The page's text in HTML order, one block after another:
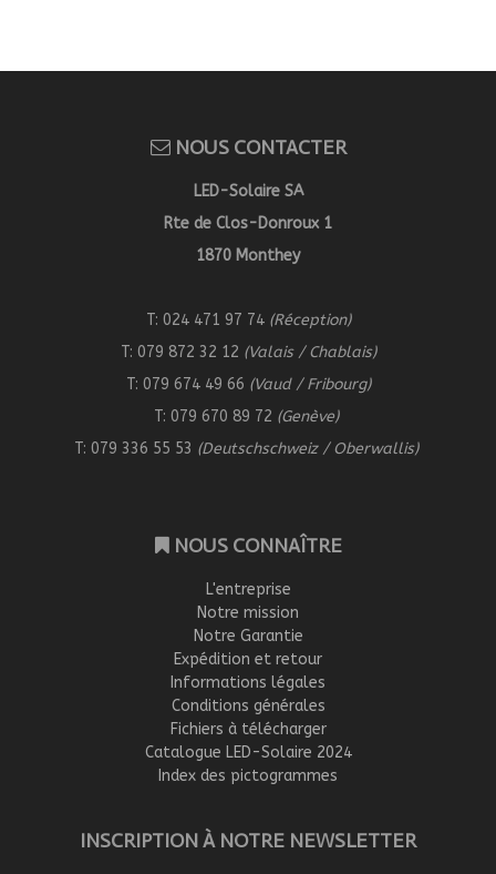
NOUS CONTACTER
LED-Solaire SA
Rte de Clos-Donroux 1
1870 Monthey
T: 024 471 97 74 (Réception)
T: 079 872 32 12 (Valais / Chablais)
T: 079 674 49 66 (Vaud / Fribourg)
T: 079 670 89 72 (Genève)
T: 079 336 55 53 (Deutschschweiz / Oberwallis)
NOUS CONNAÎTRE
L'entreprise
Notre mission
Notre Garantie
Expédition et retour
Informations légales
Conditions générales
Fichiers à télécharger
Catalogue LED-Solaire 2024
Index des pictogrammes
INSCRIPTION À NOTRE NEWSLETTER